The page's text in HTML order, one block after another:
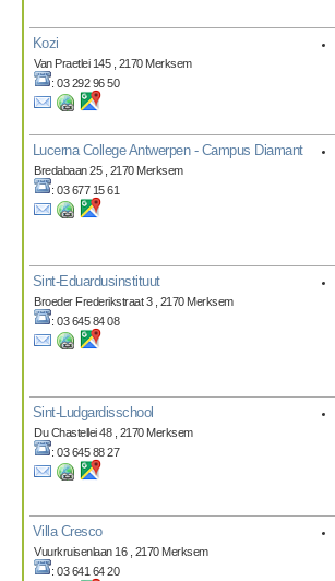
Kozi
Van Praetlei 145 , 2170 Merksem
: 03 292 96 50
Lucerna College Antwerpen - Campus Diamant
Bredabaan 25 , 2170 Merksem
: 03 677 15 61
Sint-Eduardusinstituut
Broeder Frederikstraat 3 , 2170 Merksem
: 03 645 84 08
Sint-Ludgardisschool
Du Chastellei 48 , 2170 Merksem
: 03 645 88 27
Villa Cresco
Vuurkruisenlaan 16 , 2170 Merksem
: 03 641 64 20